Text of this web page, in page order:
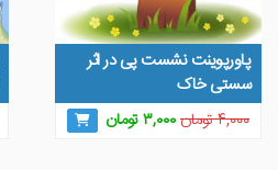
پاورپوینت نشست پی در اثر
سستی خاک
۴,۰۰۰تومانقیمت
۳,۰۰۰تومان قیمت